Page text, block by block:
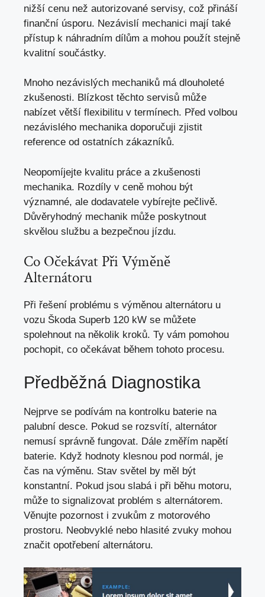
nižší cenu než autorizované servisy, což přináší
finanční úsporu. Nezávislí mechanici mají také
přístup k náhradním dílům a mohou použít stejně
kvalitní součástky.
Mnoho nezávislých mechaniků má dlouholeté
zkušenosti. Blízkost těchto servisů může
nabízet větší flexibilitu v termínech. Před volbou
nezávislého mechanika doporučuji zjistit
reference od ostatních zákazníků.
Neopomíjejte kvalitu práce a zkušenosti
mechanika. Rozdíly v ceně mohou být
významné, ale dodavatele vybírejte pečlivě.
Důvěryhodný mechanik může poskytnout
skvělou službu a bezpečnou jízdu.
Co Očekávat Při Výměně
Alternátoru
Při řešení problému s výměnou alternátoru u
vozu Škoda Superb 120 kW se můžete
spolehnout na několik kroků. Ty vám pomohou
pochopit, co očekávat během tohoto procesu.
Předběžná Diagnostika
Nejprve se podívám na kontrolku baterie na
palubní desce. Pokud se rozsvítí, alternátor
nemusí správně fungovat. Dále změřím napětí
baterie. Když hodnoty klesnou pod normál, je
čas na výměnu. Stav světel by měl být
konstantní. Pokud jsou slabá i při běhu motoru,
může to signalizovat problém s alternátorem.
Věnujte pozornost i zvukům z motorového
prostoru. Neobvyklé nebo hlasité zvuky mohou
značit opotřebení alternátoru.